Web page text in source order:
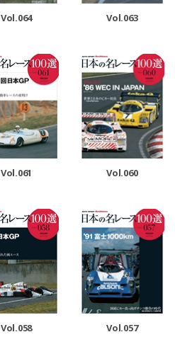
Vol.064 Vol.063
Vol.061 Vol.060
Vol.058 Vol.057